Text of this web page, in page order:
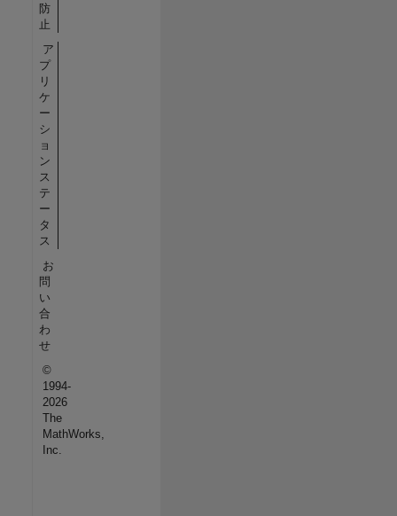
防
止
ア
プ
リ
ケ
ー
シ
ョ
ン
ス
テ
ー
タ
ス
お
問
い
合
わ
せ
©
1994-
2026
The
MathWorks,
Inc.